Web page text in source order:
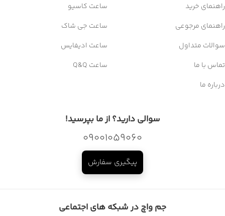
راهنمای خرید
راهنمای مرجوعی
سوالات متداول
تماس با ما
درباره ما
ساعت کاسیو
ساعت جی شاک
ساعت ادیفایس
ساعت Q&Q
سوالی دارید؟ از ما بپرسید!
09001059060
پیگیری سفارش
جم واچ در شبکه های اجتماعی